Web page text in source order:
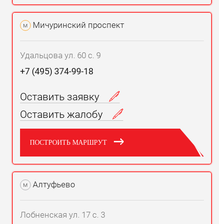
м Мичуринский проспект
Удальцова ул. 60 с. 9
+7 (495) 374-99-18
Оставить заявку
Оставить жалобу
ПОСТРОИТЬ МАРШРУТ
м Алтуфьево
Лобненская ул. 17 с. 3